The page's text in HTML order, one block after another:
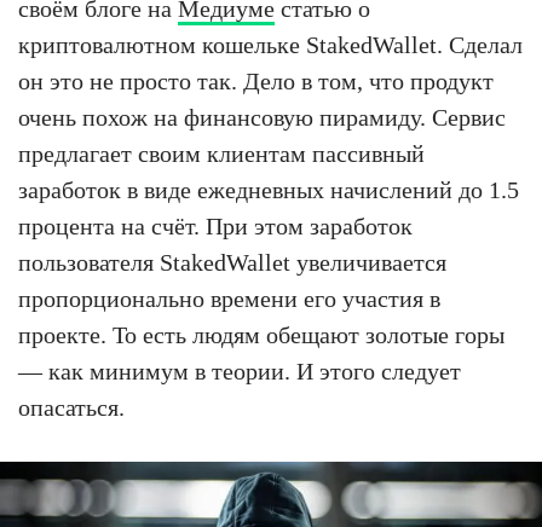
своём блоге на Медиуме статью о
криптовалютном кошельке StakedWallet. Сделал
он это не просто так. Дело в том, что продукт
очень похож на финансовую пирамиду. Сервис
предлагает своим клиентам пассивный
заработок в виде ежедневных начислений до 1.5
процента на счёт. При этом заработок
пользователя StakedWallet увеличивается
пропорционально времени его участия в
проекте. То есть людям обещают золотые горы
— как минимум в теории. И этого следует
опасаться.